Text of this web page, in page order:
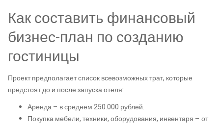
Как составить финансовый
бизнес-план по созданию
гостиницы
Проект предполагает список всевозможных трат, которые
предстоят до и после запуска отеля:
Аренда – в среднем 250.000 рублей.
Покупка мебели, техники, оборудования, инвентаря – от